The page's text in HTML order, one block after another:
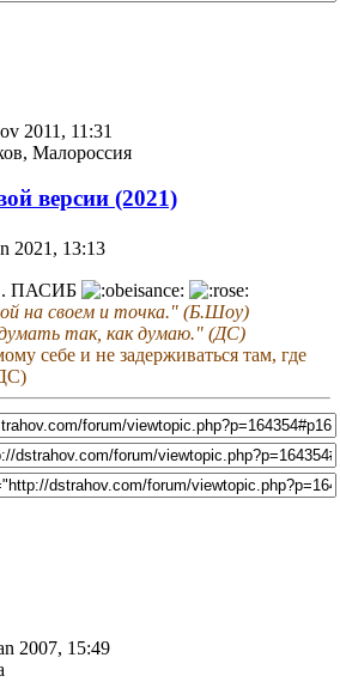
2011, 11:31
Малороссия
версии (2021)
2021, 13:13
ПАСИБ
на своем и точка." (Б.Шоу)
так, как думаю." (ДС)
себе и не задерживаться там, где
2007, 15:49